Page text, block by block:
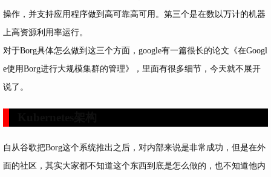
操作，并支持应用程序做到高可靠高可用。第三个是在数以万计的机器
上高资源利用率运行。
对于Borg具体怎么做到这三个方面，google有一篇很长的论文《在Googl
e使用Borg进行大规模集群的管理》，里面有很多细节，今天就不展开
说了。
自从谷歌把Borg这个系统推出之后，对内部来说是非常成功，但是在外
面的社区，其实大家都不知道这个东西到底是怎么做的，也不知道他内